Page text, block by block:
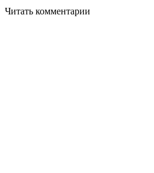
Читать комментарии